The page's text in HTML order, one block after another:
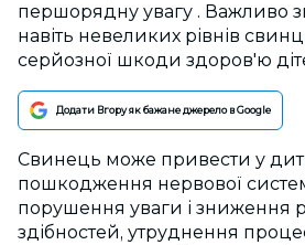
першорядну увагу . Важливо
навіть невеликих рівнів
серйозної шкоди здоров'ю
Додати Вгору як бажане джерело в Google
Свинець може привести у
пошкодження нервової
порушення уваги і зниження
здібностей, утруднення